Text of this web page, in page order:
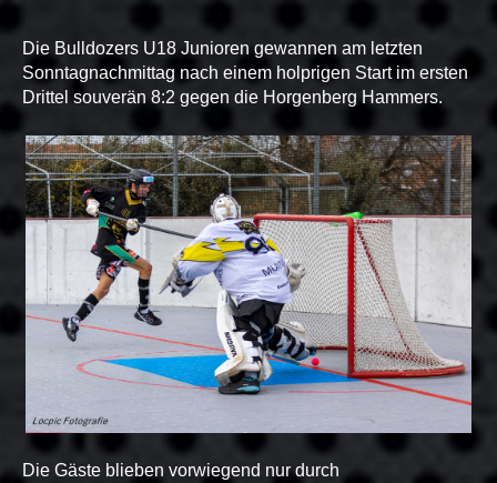
Die Bulldozers U18 Junioren gewannen am letzten
Sonntagnachmittag nach einem holprigen Start im ersten
Drittel souverän 8:2 gegen die Horgenberg Hammers.
Die Gäste blieben vorwiegend nur durch